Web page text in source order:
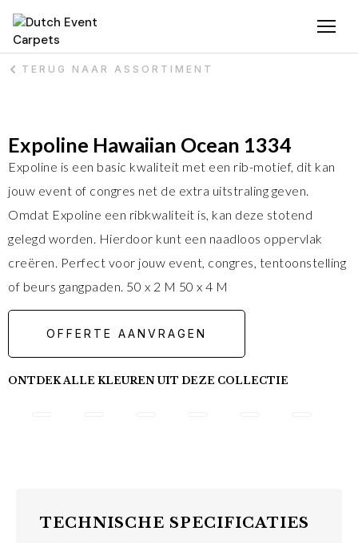
TERUG NAAR ASSORTIMENT
Expoline Hawaiian Ocean 1334
Expoline is een basic kwaliteit met een rib-motief, dit kan
jouw event of congres net de extra uitstraling geven.
Omdat Expoline een ribkwaliteit is, kan deze stotend
gelegd worden. Hierdoor kunt een naadloos oppervlak
creëren. Perfect voor jouw event, congres, tentoonstelling
of beurs gangpaden. 50 x 2 M 50 x 4 M
OFFERTE AANVRAGEN
ONTDEK ALLE KLEUREN UIT DEZE COLLECTIE
TECHNISCHE SPECIFICATIES